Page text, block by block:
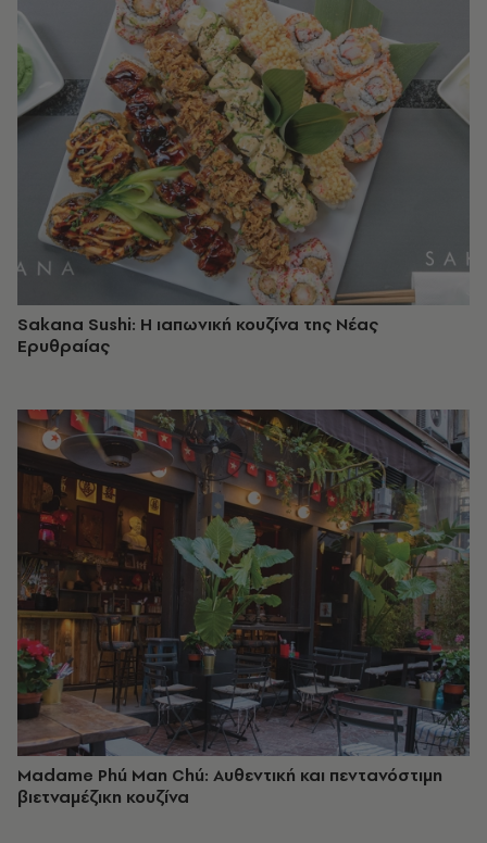
Sakana Sushi: Η ιαπωνική κουζίνα της Νέας
Ερυθραίας
Madame Phú Man Chú: Αυθεντική και πεντανόστιμη
βιετναμέζικη κουζίνα